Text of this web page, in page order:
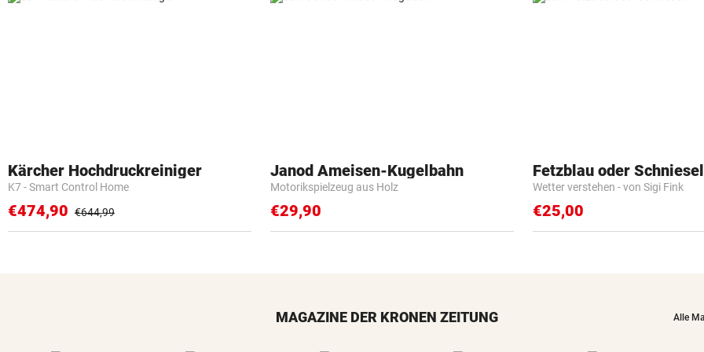
Kärcher Hochdruckreiniger
K7 - Smart Control Home
€474,90 €644,99
Janod Ameisen-Kugelbahn
Motorikspielzeug aus Holz
€29,90
Fetzblau oder
Wetter verstehen - von Sigi Fink
€25,00
MAGAZINE DER KRONEN ZEITUNG Alle